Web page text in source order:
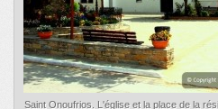
Saint Onoufrios. L'église et la place de la